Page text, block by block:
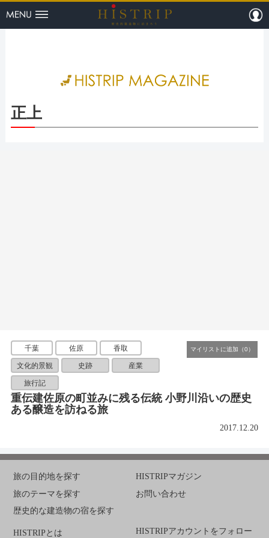
HISTRIP（
正上
千葉 佐原 香取
文化的景観 史跡 産業
旅行記
重伝建佐原の町並みに残る伝統 小野川沿いの歴史
ある醸造を訪ねる旅
2017.12.20
旅の目的地を探す
旅のテーマを探す
歴史的な建造物の宿を探す
HISTRIPマガジン
お問い合わせ
HISTRIPとは HISTRIPアカウントをフォロー